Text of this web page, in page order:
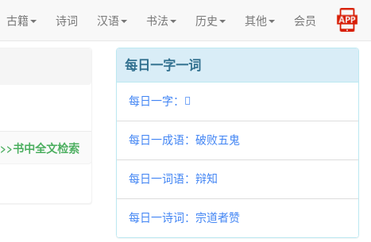
古籍 诗词 汉语 书法 历史 其他 会员
>>书中全文检索
每日一字一词
每日一字：𧮩
每日一成语：破败五鬼
每日一词语：辩知
每日一诗词：宗道者赞